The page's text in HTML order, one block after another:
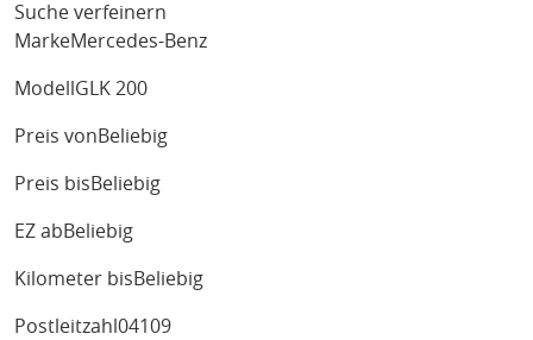
Suche verfeinern
MarkeMercedes-Benz
Modell GLK 200
Preis von Beliebig
Preis bis Beliebig
EZ ab Beliebig
Kilometer bis Beliebig
Postleitzahl